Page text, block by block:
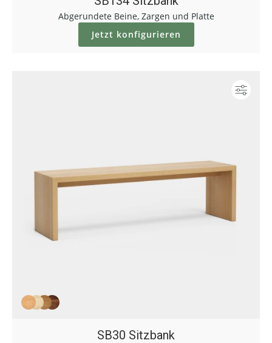
Abgerundete Beine, Zargen und Platte
Jetzt konfigurieren
SB30 Sitzbank